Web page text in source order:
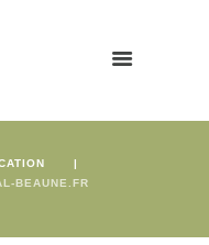
BEAUNE.FR